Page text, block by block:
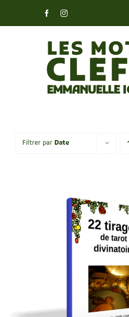
FacebookInstagram
Filtrer par Date